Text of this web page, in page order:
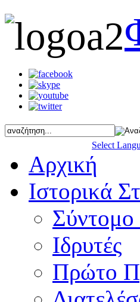
Select
Αρχική
Ιστορικά
Σύντομο
Ιδρυτές
Πρώτο